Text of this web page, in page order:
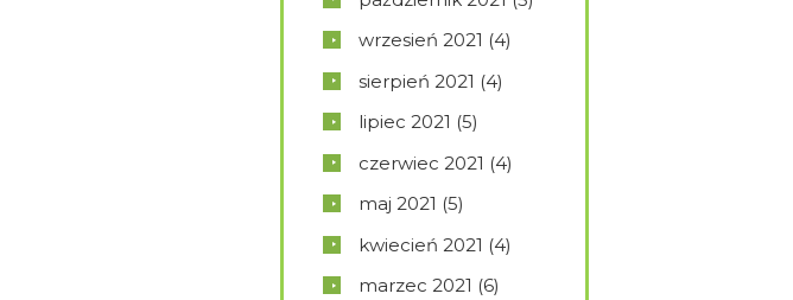
wrzesień 2021 (4)
sierpień 2021 (4)
lipiec 2021 (5)
czerwiec 2021 (4)
maj 2021 (5)
kwiecień 2021 (4)
marzec 2021 (6)